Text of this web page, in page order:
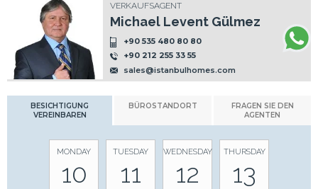
VERKAUFSAGENT
Michael Levent Gülmez
+90 535 480 80 80
+90 212 255 33 55
sales@istanbulhomes.com
BESICHTIGUNG
VEREINBAREN
BÜROSTANDORT
FRAGEN SIE DEN
AGENTEN
MONDAY
10
TUESDAY
11
WEDNESDAY
12
THURSDAY
13